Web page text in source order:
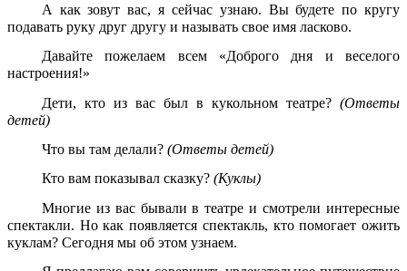
А как зовут вас, я сейчас узнаю. Вы будете по кругу
подавать руку друг другу и называть свое имя ласково.
Давайте пожелаем всем «Доброго дня и веселого
настроения!»
Дети, кто из вас был в кукольном театре? (Ответы
детей)
Что вы там делали? (Ответы детей)
Кто вам показывал сказку? (Куклы)
Многие из вас бывали в театре и смотрели интересные
спектакли. Но как появляется спектакль, кто помогает ожить
куклам? Сегодня мы об этом узнаем.